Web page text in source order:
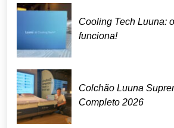
Cooling Tech Luuna:
funciona!
Colchão Luuna
Completo 2026